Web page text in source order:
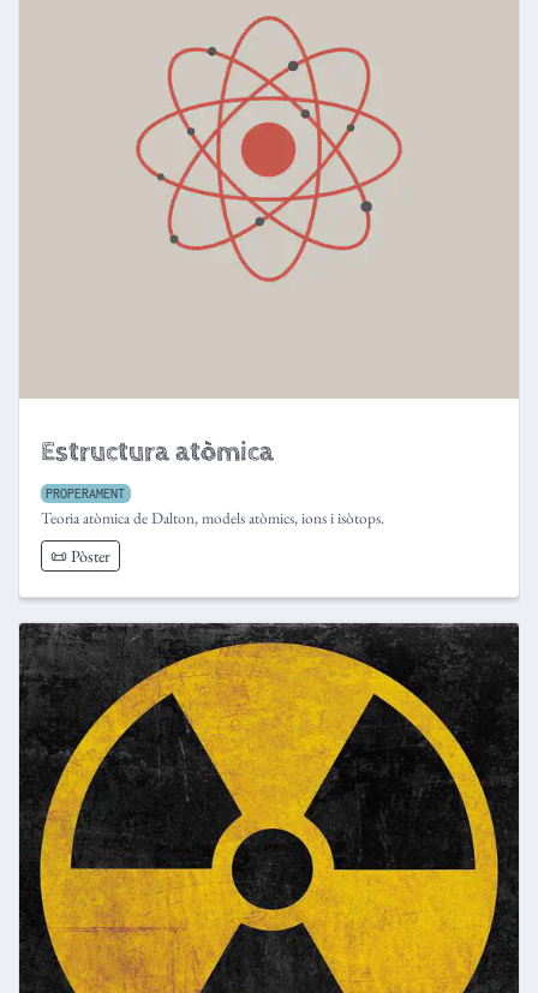
Estructura atòmica
PROPERAMENT
Teoria atòmica de Dalton, models atòmics, ions i isòtops.
📜 Pòster